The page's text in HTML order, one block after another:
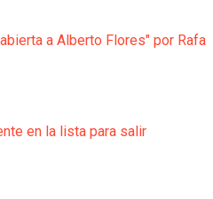
a Alberto Flores" por Rafa
en la lista para salir